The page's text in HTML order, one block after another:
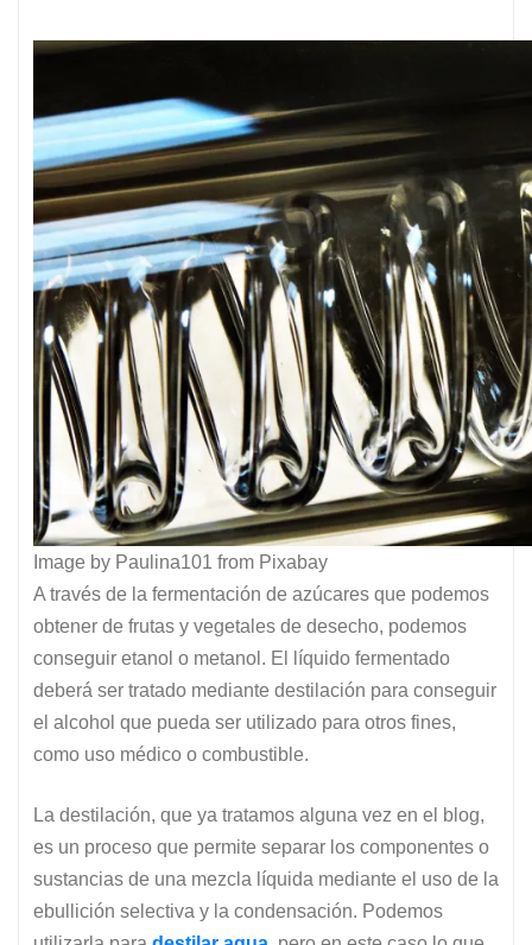
Image by Paulina101 from Pixabay
A través de la fermentación de azúcares que podemos
obtener de frutas y vegetales de desecho, podemos
conseguir etanol o metanol. El líquido fermentado
deberá ser tratado mediante destilación para conseguir
el alcohol que pueda ser utilizado para otros fines,
como uso médico o combustible.
La destilación, que ya tratamos alguna vez en el blog,
es un proceso que permite separar los componentes o
sustancias de una mezcla líquida mediante el uso de la
ebullición selectiva y la condensación. Podemos